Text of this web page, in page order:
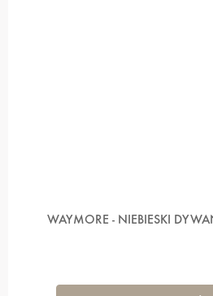
WAYMORE - NIEBIESKI